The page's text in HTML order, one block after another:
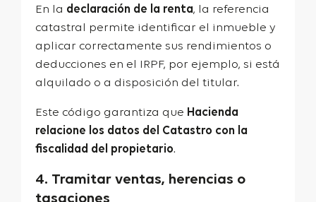
En la declaración de la renta, la referencia
catastral permite identificar el inmueble y
aplicar correctamente sus rendimientos o
deducciones en el IRPF, por ejemplo, si está
alquilado o a disposición del titular.
Este código garantiza que Hacienda
relacione los datos del Catastro con la
fiscalidad del propietario.
4. Tramitar ventas, herencias o
tasaciones